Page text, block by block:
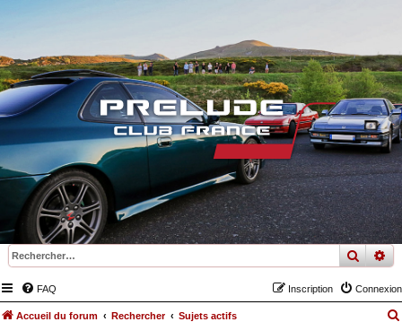
FAQ Connexion
Inscription
Accueil du forum Rechercher Sujets actifs